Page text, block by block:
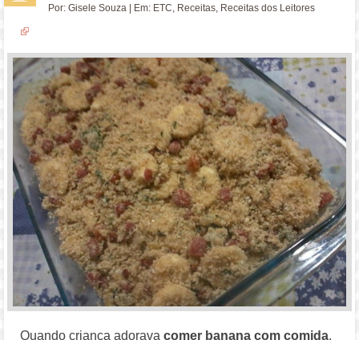
Por:Gisele Souza | Em: ETC Receitas Receitas dos Leitores
Quando criança adoravacomer banana com comida,